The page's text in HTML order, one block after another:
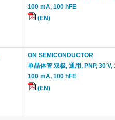
100 mA, 100 hFE
(EN)
ON SEMICONDUCTOR
单晶体管 双极, 通用, PNP, 30
100 mA, 100 hFE
(EN)